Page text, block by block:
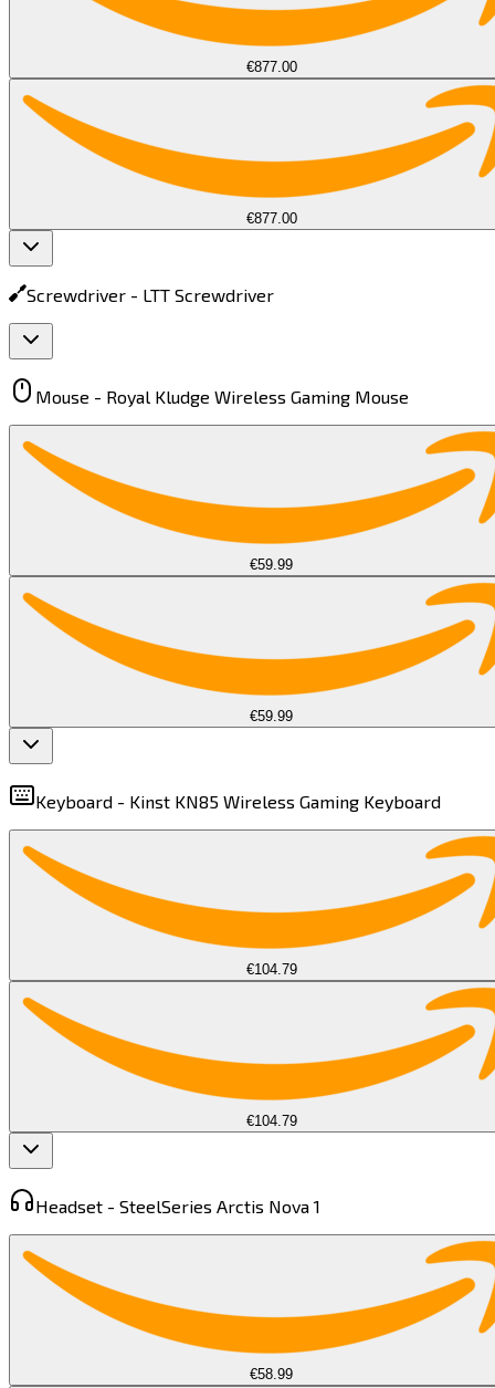
€877.00
€877.00
Screwdriver - LTT Screwdriver​​​​‌ ‍ ​‍​‍‌‍ ‌ ​‍‌‍‍‌‌‍‌ ‌‍‍‌‌‍ ‍​‍​‍​ ‍‍​‍​‍‌ ​ ‌‍​‌‌‍ ‍‌‍‍‌‌ ‌​‌ ‍‌​‍ ‍‌‍‍‌‌‍ ​‍​‍​‍ ​​‍​‍‌‍‍​‌ ​‍‌‍‌‌‌‍‌‍​‍​‍​ ‍‍​‍​‍​‍ ‌‍​‌‌‍‌​‌‍ ‌‌‍‍‌‌‍ ‍​‍ ‌‍‍‌‌‍ ‍‌ ‌​‌‍‌‌‌‍ ‍‌ ‌​​‍ ‌‍‌‌‌‍‌​‌‍‍‌‌ ‌​​‍ ‌‍ ‌‌‍ ‌‍‌​‌‍‌‌​ ‌‌ ​​‌ ​‍‌‍‌‌‌ ​ ‌‍‌‌‌‍ ‍‌ ‌​‌‍​‌‌ ‌​‌‍‍‌‌‍ ‌‍ ‍​ ‍ ‌‍‍‌‌‍‌​​ ‌​ ‌ ​ ‌​​ ‌ ‌‍​‌‌‍​‌​ ‌‌​ ‌‍​ ‍‌​‍ ‌‌‍​‍‌‍‌‌​ ‌‍‌‍‌‍​‍ ‌​ ‌​​ ​ ‌‍​‍​ ​‍​‍ ‌​ ‍​​ ‌​‌‍‌​​ ‌ ​‍ ‌​ ‌‌‌‍‌​‌‍‌‍​ ​‌​ ​‌​ ‌‍​ ​‌​ ​‌‌‍‌​​ ​​‌‍‌‍​ ​‍​ ‍ ‌ ‌​‌ ‍‌‌ ​​‌‍‌‌​ ‌‌‍ ‌ ‌​‌‍‍​‌‍‌‌‌ ​‍​ ‍ ‌ ​​‌‍​‌‌ ‌​‌‍‍​​ ‌‌‍ ‍‌‍​‌‌‍ ‌‌‍‌‌​ ‌‍​‍‌‍​‌‌ ​ ‌‍‌‌‌‌‌‌‌ ​‍‌‍ ​​ ‌​‍‌‌​ ​‍‌​‌‍‌‍​‌‌‍‌​‌‍ ‌‌‍‍‌‌‍ ‍​‍‌‍‌‍‍‌‌‍‌​​ ‌​ ‌ ​ ‌​​ ‌ ‌‍​‌‌‍​‌​ ‌‌​ ‌‍​ ‍‌​‍ ‌‌‍​‍‌‍‌‌​ ‌‍‌‍‌‍​‍ ‌​ ‌​​ ​ ‌‍​‍​ ​‍​‍ ‌​ ‍​​ ‌​‌‍‌​​ ‌ ​‍ ‌​ ‌‌‌‍‌​‌‍‌‍​ ​‌​ ​‌​ ‌‍​ ​‌​ ​‌‌‍‌​​ ​​‌‍‌‍​ ​‍​‍‌‍‌ ‌​‌ ‍‌‌ ​​‌‍‌‌​ ‌‌‍ ‌ ‌​‌‍‍​‌‍‌‌‌ ​‍​‍‌‍‌ ​​‌‍​‌‌ ‌​‌‍‍​​ ‌‌‍ ‍‌‍​‌‌‍ ‌‌‍‌‌​‍‌‍‌ ​​‌‍‌‌‌ ​‍‌ ​ ‌ ​​‌‍‌‌‌‍​ ‌ ‌​‌‍‍‌‌ ‌‍‌‍‌‌​ ‌‌ ​​‌ ‌‌‌‍​‍‌‍ ​‌‍‍‌‌ ​ ‌‍‍​‌‍‌‌‌‍‌​​‍​‍‌ ‌
Mouse - Royal Kludge Wireless Gaming Mouse​​​​‌ ‍ ​‍​‍‌‍ ‌ ​‍‌‍‍‌‌‍‌ ‌‍‍‌‌‍ ‍​‍​‍​ ‍‍​‍​‍‌ ​ ‌‍​‌‌‍ ‍‌‍‍‌‌ ‌​‌ ‍‌​‍ ‍‌‍‍‌‌‍ ​‍​‍​‍ ​​‍​‍‌‍‍​‌ ​‍‌‍‌‌‌‍‌‍​‍​‍​ ‍‍​‍​‍​‍ ‌‍​‌‌‍‌​‌‍ ‌‌‍‍‌‌‍ ‍​‍ ‌‍‍‌‌‍ ‍‌ ‌​‌‍‌‌‌‍ ‍‌ ‌​​‍ ‌‍‌‌‌‍‌​‌‍‍‌‌ ‌​​‍ ‌‍ ‌‌‍ ‌‍‌​‌‍‌‌​ ‌‌ ​​‌ ​‍‌‍‌‌‌ ​ ‌‍‌‌‌‍ ‍‌ ‌​‌‍​‌‌ ‌​‌‍‍‌‌‍ ‌‍ ‍​ ‍ ‌‍‍‌‌‍‌​​ ‌‌‍‌‌​ ‍​​ ‌ ‌‍​ ​ ​​​ ​ ​ ‌‍​ ​ ​‍ ‌​ ‌​​ ‍‌​ ​‍​ ‌‍​‍ ‌​ ‌​​ ​ ​ ‌ ​ ‍​​‍ ‌​ ‍​‌‍‌​​ ​ ‌‍‌‌​‍ ‌​ ‌​​ ‍​​ ​‌‌‍‌‍‌‍​‍‌‍‌‌​ ​‌​ ‌ ‌‍‌‌‌‍‌‌‌‍‌‍‌‍​‍​ ‍ ‌ ‌​‌ ‍‌‌ ​​‌‍‌‌​ ‌‌‍ ‌ ‌​‌‍‍​‌‍‌‌‌ ​‍​ ‍ ‌ ​​‌‍​‌‌ ‌​‌‍‍​​ ‌‌‍ ‍‌‍​‌‌‍ ‌‌‍‌‌​ ‌‍​‍‌‍​‌‌ ​ ‌‍‌‌‌‌‌‌‌ ​‍‌‍ ​​ ‌​‍‌‌​ ​‍‌​‌‍‌‍​‌‌‍‌​‌‍ ‌‌‍‍‌‌‍ ‍​‍‌‍‌‍‍‌‌‍‌​​ ‌‌‍‌‌​ ‍​​ ‌ ‌‍​ ​ ​​​ ​ ​ ‌‍​ ​ ​‍ ‌​ ‌​​ ‍‌​ ​‍​ ‌‍​‍ ‌​ ‌​​ ​ ​ ‌ ​ ‍​​‍ ‌​ ‍​‌‍‌​​ ​ ‌‍‌‌​‍ ‌​ ‌​​ ‍​​ ​‌‌‍‌‍‌‍​‍‌‍‌‌​ ​‌​ ‌ ‌‍‌‌‌‍‌‌‌‍‌‍‌‍​‍​‍‌‍‌ ‌​‌ ‍‌‌ ​​‌‍‌‌​ ‌‌‍ ‌ ‌​‌‍‍​‌‍‌‌‌ ​‍​‍‌‍‌ ​​‌‍​‌‌ ‌​‌‍‍​​ ‌‌‍ ‍‌‍​‌‌‍ ‌‌‍‌‌​‍‌‍‌ ​​‌‍‌‌‌ ​‍‌ ​ ‌ ​​‌‍‌‌‌‍​ ‌ ‌​‌‍‍‌‌ ‌‍‌‍‌‌​ ‌‌ ​​‌ ‌‌‌‍​‍‌‍ ​‌‍‍‌‌ ​ ‌‍‍​‌‍‌‌‌‍‌​​‍​‍‌ ‌
€59.99
€59.99
Keyboard - Kinst KN85 Wireless Gaming Keyboard​​​​‌ ‍ ​‍​‍‌‍ ‌ ​‍‌‍‍‌‌‍‌ ‌‍‍‌‌‍ ‍​‍​‍​ ‍‍​‍​‍‌ ​ ‌‍​‌‌‍ ‍‌‍‍‌‌ ‌​‌ ‍‌​‍ ‍‌‍‍‌‌‍ ​‍​‍​‍ ​​‍​‍‌‍‍​‌ ​‍‌‍‌‌‌‍‌‍​‍​‍​ ‍‍​‍​‍​‍ ‌‍​‌‌‍‌​‌‍ ‌‌‍‍‌‌‍ ‍​‍ ‌‍‍‌‌‍ ‍‌ ‌​‌‍‌‌‌‍ ‍‌ ‌​​‍ ‌‍‌‌‌‍‌​‌‍‍‌‌ ‌​​‍ ‌‍ ‌‌‍ ‌‍‌​‌‍‌‌​ ‌‌ ​​‌ ​‍‌‍‌‌‌ ​ ‌‍‌‌‌‍ ‍‌ ‌​‌‍​‌‌ ‌​‌‍‍‌‌‍ ‌‍ ‍​ ‍ ‌‍‍‌‌‍‌​​ ‌‌‍‌​‌‍‌​‌‍​ ​ ‌​‌‍​ ​ ‌‌​ ‌‌​ ‍‌​‍ ‌‌‍‌​​ ‌‌​ ‌‌​ ​ ​‍ ‌​ ‌​​ ‍‌‌‍‌‌​ ​​​‍ ‌‌‍​‍‌‍‌‌‌‍‌‍‌‍​ ​‍ ‌​ ‍​​ ‌​‌‍​‍​ ​‌​ ‍‌​ ‌ ‌‍​‌‌‍​ ‌‍‌‌​ ​​​ ‌​​ ‌‌​ ‍ ‌ ‌​‌ ‍‌‌ ​​‌‍‌‌​ ‌‌‍ ‌ ‌​‌‍‍​‌‍‌‌‌ ​‍​ ‍ ‌ ​​‌‍​‌‌ ‌​‌‍‍​​ ‌‌‍ ‍‌‍​‌‌‍ ‌‌‍‌‌​ ‌‍​‍‌‍​‌‌ ​ ‌‍‌‌‌‌‌‌‌ ​‍‌‍ ​​ ‌​‍‌‌​ ​‍‌​‌‍‌‍​‌‌‍‌​‌‍ ‌‌‍‍‌‌‍ ‍​‍‌‍‌‍‍‌‌‍‌​​ ‌‌‍‌​‌‍‌​‌‍​ ​ ‌​‌‍​ ​ ‌‌​ ‌‌​ ‍‌​‍ ‌‌‍‌​​ ‌‌​ ‌‌​ ​ ​‍ ‌​ ‌​​ ‍‌‌‍‌‌​ ​​​‍ ‌‌‍​‍‌‍‌‌‌‍‌‍‌‍​ ​‍ ‌​ ‍​​ ‌​‌‍​‍​ ​‌​ ‍‌​ ‌ ‌‍​‌‌‍​ ‌‍‌‌​ ​​​ ‌​​ ‌‌​‍‌‍‌ ‌​‌ ‍‌‌ ​​‌‍‌‌​ ‌‌‍ ‌ ‌​‌‍‍​‌‍‌‌‌ ​‍​‍‌‍‌ ​​‌‍​‌‌ ‌​‌‍‍​​ ‌‌‍ ‍‌‍​‌‌‍ ‌‌‍‌‌​‍‌‍‌ ​​‌‍‌‌‌ ​‍‌ ​ ‌ ​​‌‍‌‌‌‍​ ‌ ‌​‌‍‍‌‌ ‌‍‌‍‌‌​ ‌‌ ​​‌ ‌‌‌‍​‍‌‍ ​‌‍‍‌‌ ​ ‌‍‍​‌‍‌‌‌‍‌​​‍​‍‌ ‌
€104.79
€104.79
Headset - SteelSeries Arctis Nova 1​​​​‌ ‍ ​‍​‍‌‍ ‌ ​‍‌‍‍‌‌‍‌ ‌‍‍‌‌‍ ‍​‍​‍​ ‍‍​‍​‍‌ ​ ‌‍​‌‌‍ ‍‌‍‍‌‌ ‌​‌ ‍‌​‍ ‍‌‍‍‌‌‍ ​‍​‍​‍ ​​‍​‍‌‍‍​‌ ​‍‌‍‌‌‌‍‌‍​‍​‍​ ‍‍​‍​‍​‍ ‌‍​‌‌‍‌​‌‍ ‌‌‍‍‌‌‍ ‍​‍ ‌‍‍‌‌‍ ‍‌ ‌​‌‍‌‌‌‍ ‍‌ ‌​​‍ ‌‍‌‌‌‍‌​‌‍‍‌‌ ‌​​‍ ‌‍ ‌‌‍ ‌‍‌​‌‍‌‌​ ‌‌ ​​‌ ​‍‌‍‌‌‌ ​ ‌‍‌‌‌‍ ‍‌ ‌​‌‍​‌‌ ‌​‌‍‍‌‌‍ ‌‍ ‍​ ‍ ‌‍‍‌‌‍‌​​ ‌‌‍​‌​ ​‌​ ‌​​ ​‍​ ‍​​ ​‍​ ‌​​ ‍‌​‍ ‌‌‍​‌​ ‌ ‌‍​‌‌‍​‌​‍ ‌​ ‌​‌‍​‌​ ‌​‌‍​‌​‍ ‌‌‍​‍​ ‍‌​ ‌‌​ ​‌​‍ ‌​ ​‍​ ​‌​ ‌​‌‍​‌​ ​‌‌‍‌‌‌‍‌‌​ ​ ‌‍​‍​ ​‌‌‍​‌​ ‌ ​ ‍ ‌ ‌​‌ ‍‌‌ ​​‌‍‌‌​ ‌‌‍ ‌ ‌​‌‍‍​‌‍‌‌‌ ​‍​ ‍ ‌ ​​‌‍​‌‌ ‌​‌‍‍​​ ‌‌‍ ‍‌‍​‌‌‍ ‌‌‍‌‌​ ‌‍​‍‌‍​‌‌ ​ ‌‍‌‌‌‌‌‌‌ ​‍‌‍ ​​ ‌​‍‌‌​ ​‍‌​‌‍‌‍​‌‌‍‌​‌‍ ‌‌‍‍‌‌‍ ‍​‍‌‍‌‍‍‌‌‍‌​​ ‌‌‍​‌​ ​‌​ ‌​​ ​‍​ ‍​​ ​‍​ ‌​​ ‍‌​‍ ‌‌‍​‌​ ‌ ‌‍​‌‌‍​‌​‍ ‌​ ‌​‌‍​‌​ ‌​‌‍​‌​‍ ‌‌‍​‍​ ‍‌​ ‌‌​ ​‌​‍ ‌​ ​‍​ ​‌​ ‌​‌‍​‌​ ​‌‌‍‌‌‌‍‌‌​ ​ ‌‍​‍​ ​‌‌‍​‌​ ‌ ​‍‌‍‌ ‌​‌ ‍‌‌ ​​‌‍‌‌​ ‌‌‍ ‌ ‌​‌‍‍​‌‍‌‌‌ ​‍​‍‌‍‌ ​​‌‍​‌‌ ‌​‌‍‍​​ ‌‌‍ ‍‌‍​‌‌‍ ‌‌‍‌‌​‍‌‍‌ ​​‌‍‌‌‌ ​‍‌ ​ ‌ ​​‌‍‌‌‌‍​ ‌ ‌​‌‍‍‌‌ ‌‍‌‍‌‌​ ‌‌ ​​‌ ‌‌‌‍​‍‌‍ ​‌‍‍‌‌ ​ ‌‍‍​‌‍‌‌‌‍‌​​‍​‍‌ ‌
€58.99